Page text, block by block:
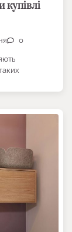
купівлі
0